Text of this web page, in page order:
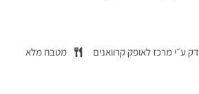
ע״י מרכז לאופק קרוואנים
מטבח מלא